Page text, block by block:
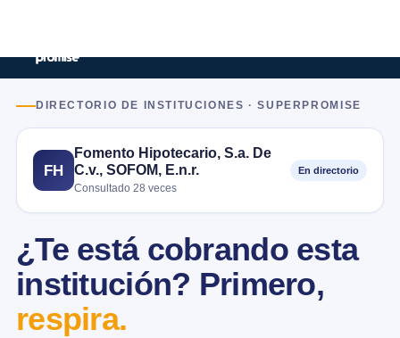
DIRECTORIO DE INSTITUCIONES · SUPERPROMISE
FH
Fomento Hipotecario, S.a. De
C.v., SOFOM, E.n.r.
Consultado 28 veces
En directorio
¿Te está cobrando esta
institución? Primero,
respira.